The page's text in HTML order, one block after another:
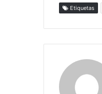
Etiquetas